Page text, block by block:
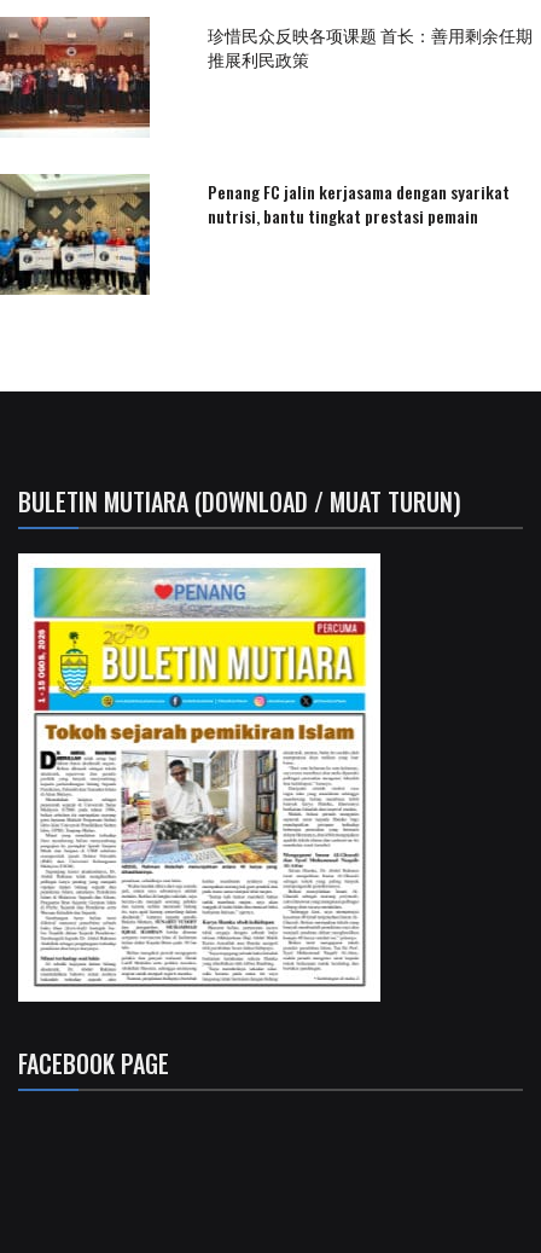
珍惜民众反映各项课题 首长：善用剩余任期
推展利民政策
Penang FC jalin kerjasama dengan syarikat
nutrisi, bantu tingkat prestasi pemain
BULETIN MUTIARA (DOWNLOAD / MUAT TURUN)
FACEBOOK PAGE